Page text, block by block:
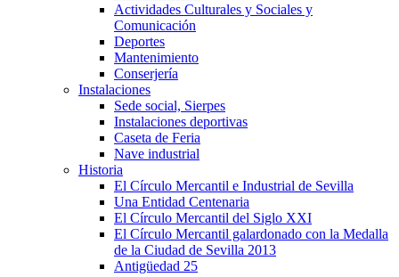
Actividades Culturales y Sociales y
Comunicación
Deportes
Mantenimiento
Conserjería
Instalaciones
Sede social, Sierpes
Instalaciones deportivas
Caseta de Feria
Nave industrial
Historia
El Círculo Mercantil e Industrial de Sevilla
Una Entidad Centenaria
El Círculo Mercantil del Siglo XXI
El Círculo Mercantil galardonado con la Medalla
de la Ciudad de Sevilla 2013
Antigüedad 25